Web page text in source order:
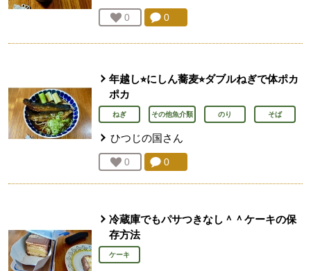
お気に入り登録：
0 人が登録コメント：
0
年越し⭐︎にしん蕎麦⭐︎ダブルねぎで体ポカ
ポカ
ねぎ その他魚介類 のり そば
ひつじの国さん
お気に入り登録：
0 人が登録コメント：
0
冷蔵庫でもパサつきなし＾＾ケーキの保
存方法
ケーキ